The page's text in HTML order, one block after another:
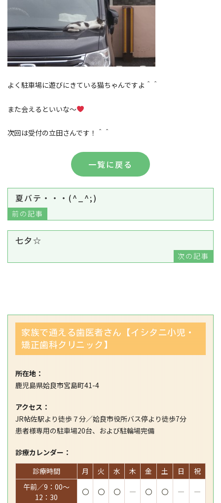
よく駐車場に遊びにきている猫ちゃんですよ＾＾
また会えるといいな～
次回は受付の立田さんです！＾＾
夏バテ・・・(^_^;)
前の記事
一覧に戻る
七夕☆
次の記事
家族で通える歯医者さん【イシタニ小児・
矯正歯科クリニック】
所在地：
鹿児島県姶良市宮島町41-4
アクセス：
JR帖佐駅より徒歩７分／姶良市役所バス停より徒歩7分
患者様専用の駐車場20台、および駐輪場完備
診療カレンダー：
診療時間
月 火 水 木 金 土 日
祝
午前／9：00～
12：30
〇 〇 〇 ― 〇 〇 ― ―